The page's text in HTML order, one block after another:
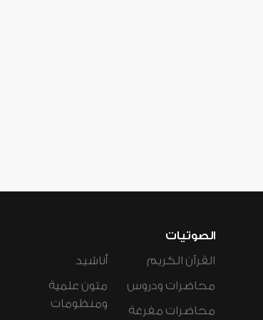
الصوتيات
القرآن الكريم
محاضرات ودروس
محاضرات مفرغة
أناشيد
متون علمية
ومنظومات